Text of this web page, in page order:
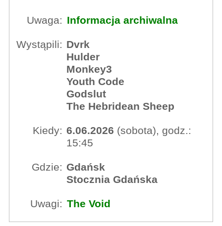
Uwaga: Informacja archiwalna
Wystąpili: Dvrk
Hulder
Monkey3
Youth Code
Godslut
The Hebridean Sheep
Kiedy: 6.06.2026 (sobota), godz.:
15:45
Gdzie: Gdańsk
Stocznia Gdańska
Uwagi: The Void